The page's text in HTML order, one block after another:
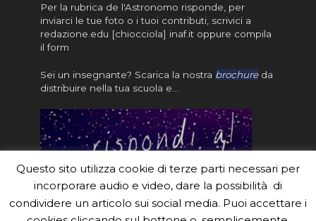
Per la rubrica de l'Astronomo risponde, per
inviarci le tue foto o i tuoi contributi, scrivici a
redazione.edu [chiocciola] inaf.it oppure compila
il form
Sei un insegnante? Scarica la nostra brochureda
distribuire nella tua scuola e…
Questo sito utilizza cookie di terze parti necessari per
incorporare audio e video, dare la possibilità di
condividere un articolo sui social media. Puoi accettare i